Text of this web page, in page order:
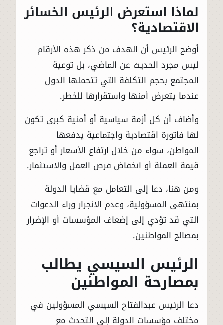
لماذا استعرض الرئيس الخسائر
الاقتصادية؟
أوضح الرئيس أن الهدف من ذكر هذه الأرقام
ليس مجرد الحديث عن الماضي، بل توعية
المجتمع بحجم التكلفة التي تتحملها الدول
عندما يتعرض أمنها واستقرارها للخطر.
وأضاف أن كل أزمة سياسية أو أمنية كبرى تكون
لها فاتورة اقتصادية واجتماعية يدفعها
المواطن، سواء من خلال ارتفاع الأسعار أو تراجع
قيمة العملة أو انخفاض فرص العمل والاستثمار.
ومن هنا، دعا إلى التعامل مع قضايا الدولة
بمنتهى المسؤولية، وعدم الانجرار وراء الدعوات
التي قد تؤدي إلى إضعاف المؤسسات أو الإضرار
بمصالح المواطنين.
الرئيس السيسي يطالب
بمصارحة المواطنين
دعا الرئيس عبدالفتاح السيسي المسؤولين في
مختلف مؤسسات الدولة إلى التحدث مع